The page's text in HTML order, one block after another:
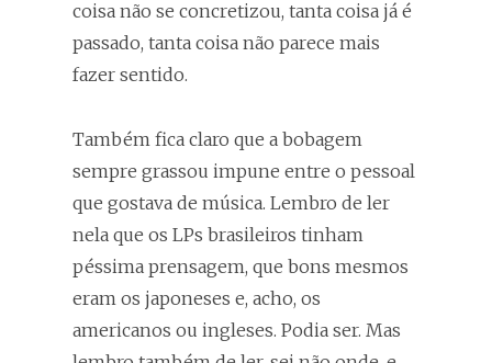
coisa não se concretizou, tanta coisa já é
passado, tanta coisa não parece mais
fazer sentido.
Também fica claro que a bobagem
sempre grassou impune entre o pessoal
que gostava de música. Lembro de ler
nela que os LPs brasileiros tinham
péssima prensagem, que bons mesmos
eram os japoneses e, acho, os
americanos ou ingleses. Podia ser. Mas